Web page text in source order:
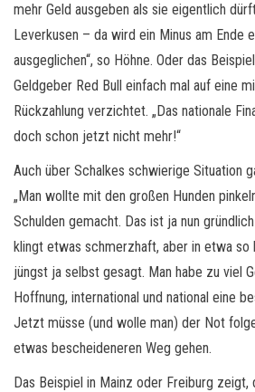
mehr Geld ausgeben als sie eigentlich
Leverkusen – da wird ein Minus am Ende
ausgeglichen“, so Höhne. Oder das
Geldgeber Red Bull einfach mal auf eine
Rückzahlung verzichtet. „Das nationale
doch schon jetzt nicht mehr!“
Auch über Schalkes schwierige Situation
„Man wollte mit den großen Hunden
Schulden gemacht. Das ist ja nun
klingt etwas schmerzhaft, aber in etwa so
jüngst ja selbst gesagt. Man habe zu viel
Hoffnung, international und national eine
Jetzt müsse (und wolle man) der Not
etwas bescheideneren Weg gehen.
Das Beispiel in Mainz oder Freiburg zeigt,